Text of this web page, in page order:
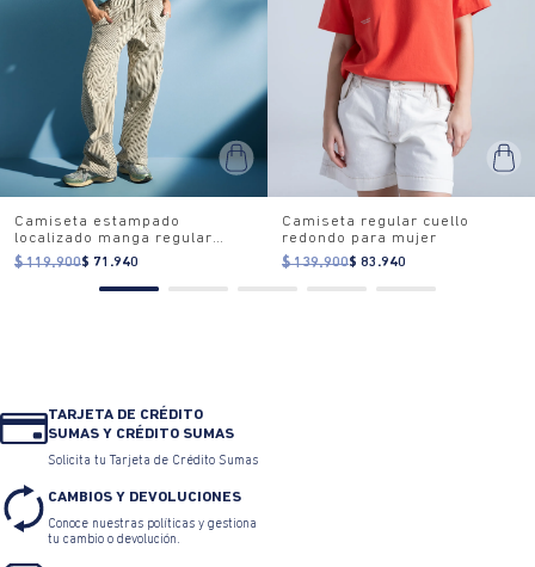
Camiseta estampado
localizado manga regular
cuello redondo para mujer
$ 119.900$ 71.940
Camiseta regular cuello
redondo para mujer
$ 139.900$ 83.940
TARJETA DE CRÉDITO
SUMAS Y CRÉDITO SUMAS
Solicita tu Tarjeta de Crédito Sumas
CAMBIOS Y DEVOLUCIONES
Conoce nuestras políticas y gestiona
tu cambio o devolución.